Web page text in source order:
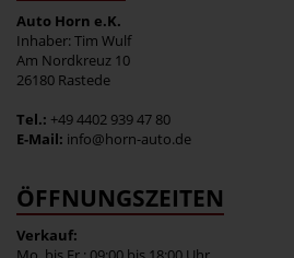
Auto Horn e.K.
Inhaber: Tim Wulf
Am Nordkreuz 10
26180 Rastede
Tel.: +49 4402 939 47 80
E-Mail: info@horn-auto.de
ÖFFNUNGSZEITEN
Verkauf: